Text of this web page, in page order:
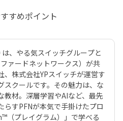
すめポイント
、やる気スイッチグループと
ァードネットワークス）が共
、株式会社YPスイッチが運営す
スクールです。その魅力は、な
教材。深層学習やAIなど、最先
らすPFNが本気で手掛けたプロ
（プレイグラム）」で学べる